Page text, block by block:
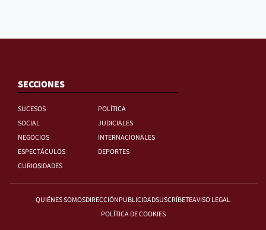
SECCIONES
SUCESOS
POLÍTICA
SOCIAL
JUDICIALES
NEGOCIOS
INTERNACIONALES
ESPECTÁCULOS
DEPORTES
CURIOSIDADES
QUIÉNES SOMOSDIRECCIÓNPUBLICIDADSUSCRÍBETEAVISO LEGAL
POLÍTICA DE COOKIES